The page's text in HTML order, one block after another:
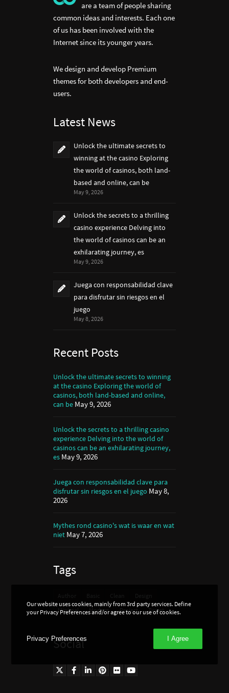
are a team of people sharing
common ideas and interests. Each one
of us has been involved with the
Internet since its younger years.
We design and develop Premium
themes for both developers and end-
users.
Latest News
Unlock the ultimate secrets to
winning at the casino Exploring
the world of casinos, both land-
based and online, can be
May 9, 2026
Unlock the secrets to a thrilling
casino experience Delving into
the world of casinos can be an
exhilarating journey, es
May 9, 2026
Juega con responsabilidad clave
para disfrutar sin riesgos en el
juego
May 8, 2026
Recent Posts
Unlock the ultimate secrets to winning
at the casino Exploring the world of
casinos, both land-based and online,
can be May 9, 2026
Unlock the secrets to a thrilling casino
experience Delving into the world of
casinos can be an exhilarating journey,
es May 9, 2026
Juega con responsabilidad clave para
disfrutar sin riesgos en el juego May 8,
2026
Mythes rond casino's wat is waar en wat
niet May 7, 2026
Tags
Minimal
Modern Project Tweet
Social
Our website uses cookies, mainly from 3rd party services. Define
your Privacy Preferences and/or agree to our use of cookies.
Privacy Preferences I Agree